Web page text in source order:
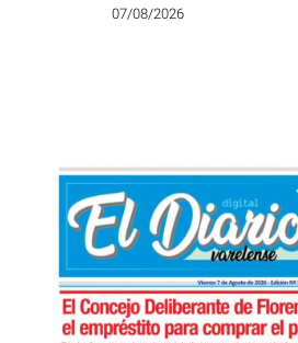
trabajo, el pan y la paz»
07/08/2026